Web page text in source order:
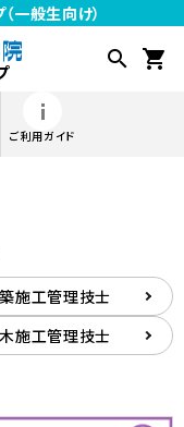
一般生向け）
search shopping_cart
ご利用ガイド
施工管理技士
施工管理技士